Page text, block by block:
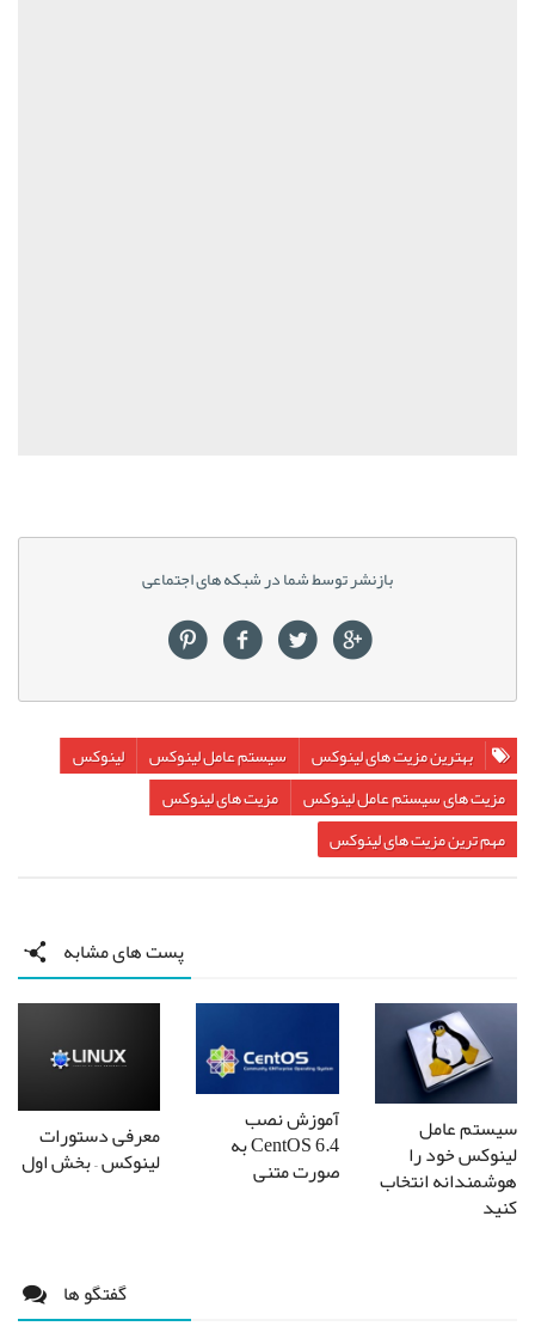
بازنشر توسط شما در شبکه های اجتماعی
بهترین مزیت های لینوکس سیستم عامل لینوکس
لینوکس
مزیت های سیستم عامل لینوکس
مزیت های لینوکس
مهم ترین مزیت های لینوکس
پست های مشابه
سیستم عامل
لینوکس خود را
هوشمندانه انتخاب
کنید
آموزش نصب
CentOS 6.4 به
صورت متنی
معرفی دستورات
لینوکس – بخش اول
گفتگو ها